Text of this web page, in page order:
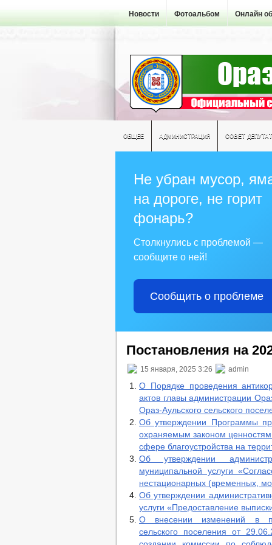
Новости Фотоальбом Онлайн
ОБЩЕЕ АДМИНИСТРАЦИЯ СОВЕТ
Не убран мусор,
на дороге, не горит
фонарь?
Столкнулись с проблемой —
сообщите о ней!
Сообщить о проблеме
Постановления на
15 января, 2025 3:26 admin
О Порядке проведения
актов главы администрации
Ораз-Аульского сельского
Об утверждении Программы
охраняемым законом
сфере благоустройства на
Об утверждении
муниципальной услуги
нестационарных (временных,
Об утверждении
услуги «Предоставление
О внесении изменений в
сельского поселения от